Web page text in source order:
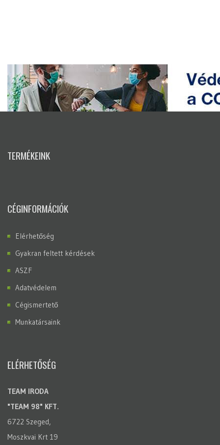
TERMÉKEINK
CÉGINFORMÁCIÓK
Elérhetőség
Gyakran feltett kérdések
ASZF
Adatvédelem
Cégismertető
Munkatársaink
ELÉRHETŐSÉG
TEAM IRODA
"TEAM 98" KFT.
6722 Szeged,
Moszkvai Krt 19